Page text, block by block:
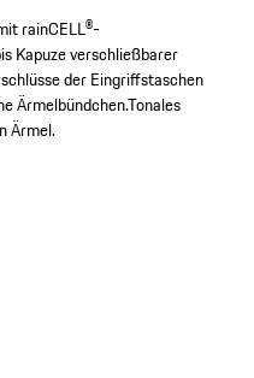
rainCELL®-
Kapuze verschließbarer
der Eingriffstaschen
Ärmelbündchen.Tonales
Ärmel.